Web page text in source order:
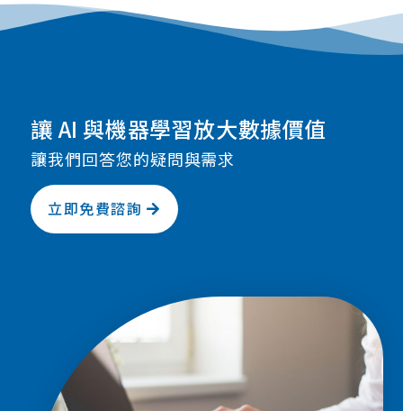
讓 AI 與機器學習放大數據價值
讓我們回答您的疑問與需求
立即免費諮詢